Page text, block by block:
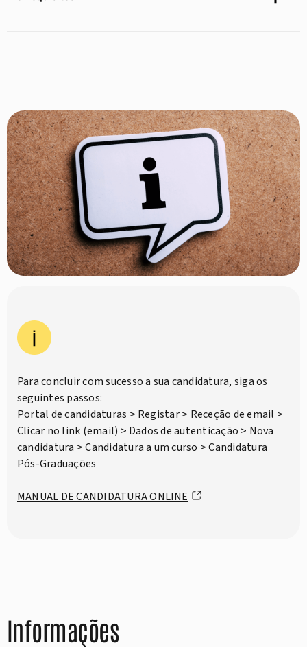
Para concluir com sucesso a sua candidatura, siga os
seguintes passos:
Portal de candidaturas > Registar > Receção de email >
Clicar no link (email) > Dados de autenticação > Nova
candidatura > Candidatura a um curso > Candidatura
Pós-Graduações
MANUAL DE CANDIDATURA ONLINE
Informações